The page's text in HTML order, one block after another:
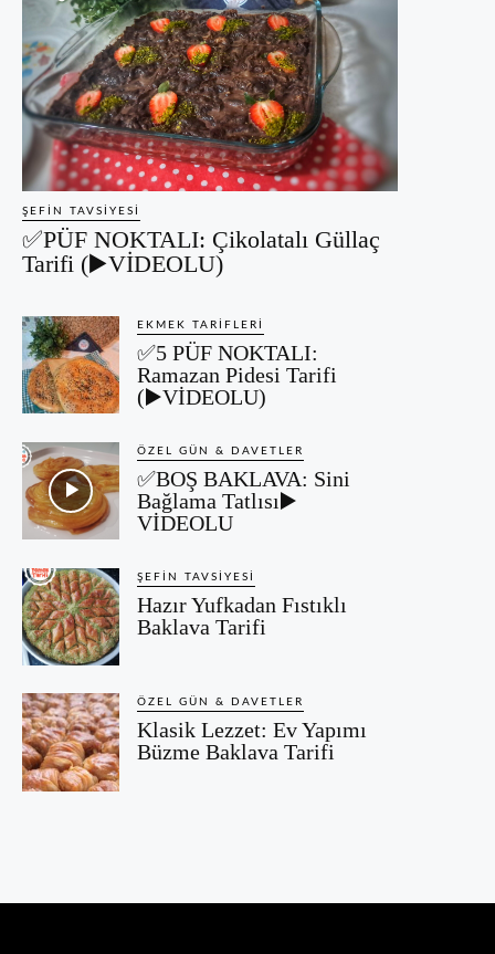
ŞEFIN TAVSIYESI
✅PÜF NOKTALI: Çikolatalı Güllaç
Tarifi (▶️VİDEOLU)
EKMEK TARIFLERI
✅5 PÜF NOKTALI:
Ramazan Pidesi Tarifi
(▶️VİDEOLU)
ÖZEL GÜN & DAVETLER
✅BOŞ BAKLAVA: Sini
Bağlama Tatlısı▶️
VİDEOLU
ŞEFIN TAVSIYESI
Hazır Yufkadan Fıstıklı
Baklava Tarifi
ÖZEL GÜN & DAVETLER
Klasik Lezzet: Ev Yapımı
Büzme Baklava Tarifi